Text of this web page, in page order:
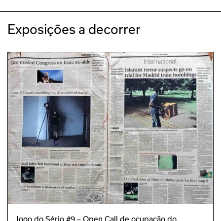
REVISÃO
DIREÇÃO DE ARTE
Joana Monteiro
DESIGN GRÁFICO
Alexandra Oliveira
PROGRAMA EDUCATIVO
Jorge Cabrera
Exposições a decorrer
Jogo do Sério #9 – Open Call de ocupação do